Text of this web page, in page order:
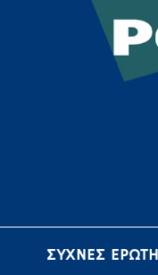
ΣΥΧΝΕΣ